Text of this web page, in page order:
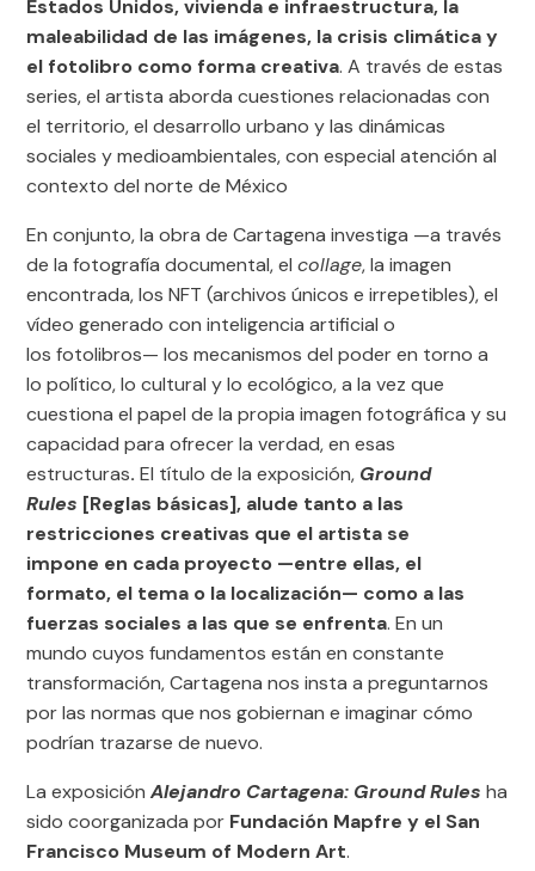
Estados Unidos, vivienda e infraestructura, la
maleabilidad de las imágenes, la crisis climática y
el fotolibro como forma creativa. A través de estas
series, el artista aborda cuestiones relacionadas con
el territorio, el desarrollo urbano y las dinámicas
sociales y medioambientales, con especial atención al
contexto del norte de México
En conjunto, la obra de Cartagena investiga —a través
de la fotografía documental, elcollage, la imagen
encontrada, los NFT (archivos únicos e irrepetibles), el
vídeo generado con inteligencia artificial o
los fotolibros— los mecanismos del poder en torno a
lo político, lo cultural y lo ecológico, a la vez que
cuestiona el papel de la propia imagen fotográfica y su
capacidad para ofrecer la verdad, en esas
estructuras.El título de la exposición, Ground
Rules [Reglas básicas], alude tanto a las
restricciones creativas que el artista se
impone en cada proyecto —entre ellas, el
formato, el tema o la localización— como a las
fuerzas sociales a las que se enfrenta. En un
mundo cuyos fundamentos están en constante
transformación, Cartagena nos insta a preguntarnos
por las normas que nos gobiernan e imaginar cómo
podrían trazarse de nuevo.
La exposiciónAlejandro Cartagena: Ground Rules ha
sido coorganizada por Fundación Mapfre y el San
Francisco Museum of Modern Art.